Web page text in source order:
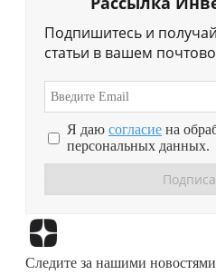
Подпишитесь и
статьи в вашем
Я даю согласие на
персональных данных.
Следите за нашими